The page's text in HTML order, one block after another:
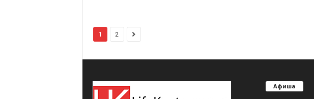
1 2
Афиша